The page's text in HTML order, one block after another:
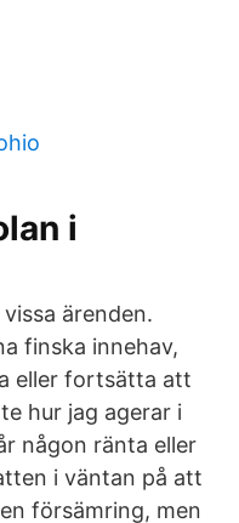
i
ärenden.
finska innehav,
eller fortsätta att
hur jag agerar i
någon ränta eller
i väntan på att
försämring, men